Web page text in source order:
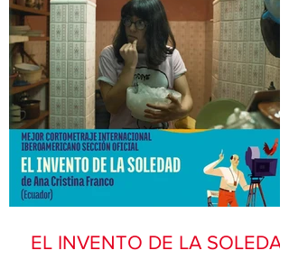
EL INVENTO DE LA SOLEDAD